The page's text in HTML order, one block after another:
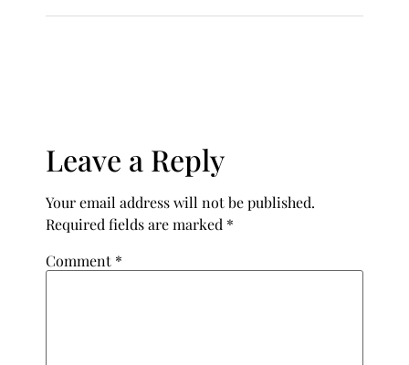
Leave a Reply
Your email address will not be published.
Required fields are marked *
Comment *